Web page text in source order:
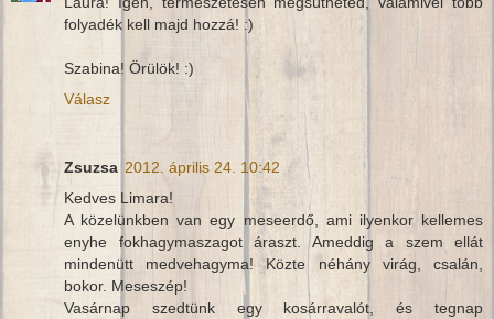
folyadék kell majd hozzá! :)
Szabina! Örülök! :)
Válasz
Zsuzsa 2012. április 24. 10:42
Kedves Limara!
A közelünkben van egy meseerdő, ami ilyenkor kellemes
enyhe fokhagymaszagot áraszt. Ameddig a szem ellát
mindenütt medvehagyma! Közte néhány virág, csalán,
bokor. Meseszép!
Vasárnap szedtünk egy kosárravalót, és tegnap